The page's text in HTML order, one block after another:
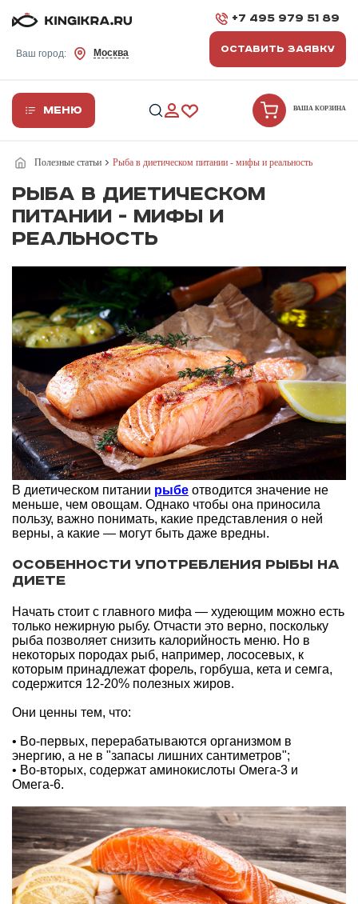
Ваш город: Москва
+7 495 979 51 89
ОСТАВИТЬ ЗАЯВКУ
Меню ВАША КОРЗИНА
Полезные статьи Рыба в диетическом питании - мифы и реальность
Рыба в диетическом
питании - мифы и
реальность
В диетическом питании рыбе отводится значение не
меньше, чем овощам. Однако чтобы она приносила
пользу, важно понимать, какие представления о ней
верны, а какие — могут быть даже вредны.
Особенности употребления рыбы на
диете
Начать стоит с главного мифа — худеющим можно есть
только нежирную рыбу. Отчасти это верно, поскольку
рыба позволяет снизить калорийность меню. Но в
некоторых породах рыб, например, лососевых, к
которым принадлежат форель, горбуша, кета и семга,
содержится 12-20% полезных жиров.
Они ценны тем, что:
• Во-первых, перерабатываются организмом в
энергию, а не в "запасы лишних сантиметров";
• Во-вторых, содержат аминокислоты Омега-3 и
Омега-6.